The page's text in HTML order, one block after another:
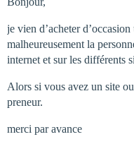
je vien d’acheter
malheureusement la
internet et sur les différents
Alors si vous avez un site
preneur.
merci par avance